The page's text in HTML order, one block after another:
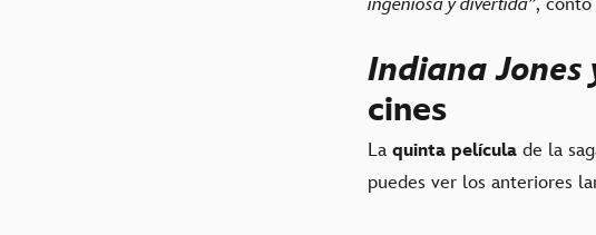
ingeniosa y divertida”, contó
Indiana Jones
cines
La quinta película de la
puedes ver los anteriores